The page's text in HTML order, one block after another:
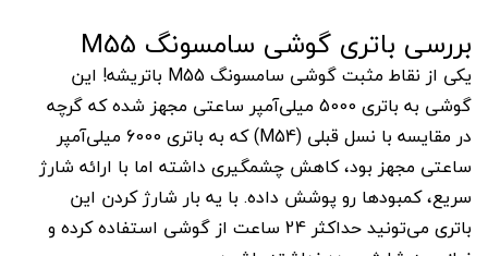
بررسی باتری گوشی سامسونگ M55
یکی از نقاط مثبت گوشی سامسونگ M55 باتریشه! این
گوشی به باتری 5000 میلی‌آمپر ساعتی مجهز شده که گرچه
در مقایسه با نسل قبلی (M54) که به باتری 6000 میلی‌آمپر
ساعتی مجهز بود، کاهش چشمگیری داشته اما با ارائه شارژ‌
سریع، کمبودها رو پوشش داده. با یه بار شارژ کردن این
باتری می‌تونید حداکثر 24 ساعت از گوشی استفاده کرده و